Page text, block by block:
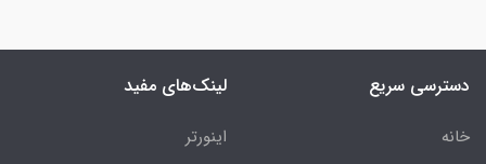
دسترسی سریع
خانه
لینک‌های مفید
اینورتر